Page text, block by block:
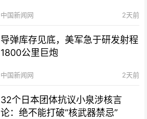
中国新闻网 2天前
导弹库存见底，美军急于研发射程
1800公里巨炮
中国新闻网 2天前
32个日本团体抗议小泉涉核言
论：绝不能打破“核武器禁忌”